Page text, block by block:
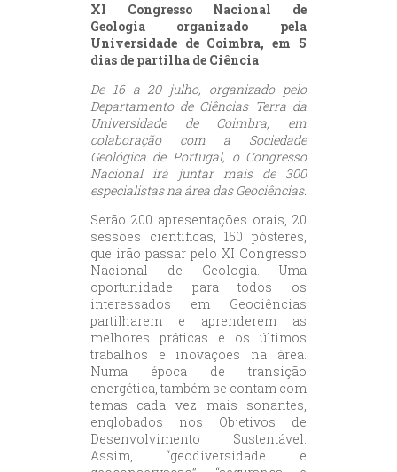
XI Congresso Nacional de
Geologia organizado pela
Universidade de Coimbra, em 5
dias de partilha de Ciência
De 16 a 20 julho, organizado pelo
Departamento de Ciências Terra da
Universidade de Coimbra, em
colaboração com a Sociedade
Geológica de Portugal, o Congresso
Nacional irá juntar mais de 300
especialistas na área das Geociências.
Serão 200 apresentações orais, 20
sessões científicas, 150 pósteres,
que irão passar pelo XI Congresso
Nacional de Geologia. Uma
oportunidade para todos os
interessados em Geociências
partilharem e aprenderem as
melhores práticas e os últimos
trabalhos e inovações na área.
Numa época de transição
energética, também se contam com
temas cada vez mais sonantes,
englobados nos Objetivos de
Desenvolvimento Sustentável.
Assim, “geodiversidade e